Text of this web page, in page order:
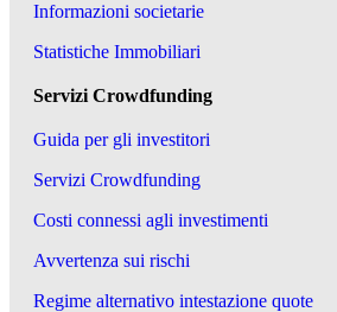
Informazioni societarie
Statistiche Immobiliari
Servizi Crowdfunding
Guida per gli investitori
Servizi Crowdfunding
Costi connessi agli investimenti
Avvertenza sui rischi
Regime alternativo intestazione quote